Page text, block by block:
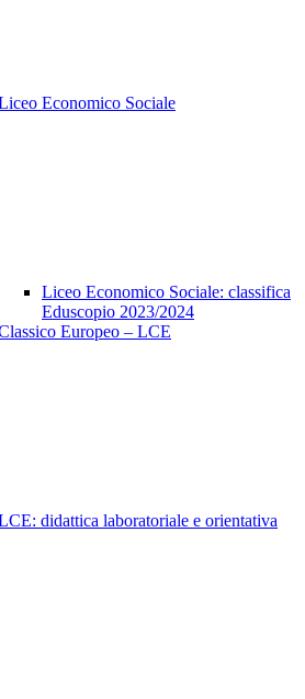
Economico Sociale
Liceo Economico Sociale: classifica
Eduscopio 2023/2024
Europeo – LCE
didattica laboratoriale e orientativa